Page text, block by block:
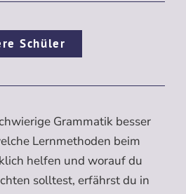
Schüler
Grammatik besser
Lernmethoden beim
helfen und worauf du
solltest, erfährst du in